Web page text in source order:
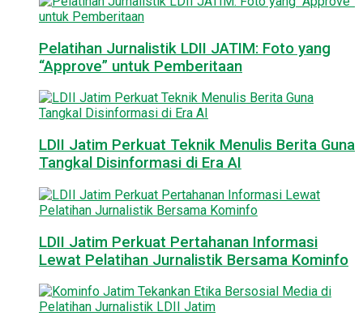
Pelatihan Jurnalistik LDII JATIM: Foto yang
“Approve” untuk Pemberitaan
LDII Jatim Perkuat Teknik Menulis Berita Guna
Tangkal Disinformasi di Era AI
LDII Jatim Perkuat Pertahanan Informasi
Lewat Pelatihan Jurnalistik Bersama Kominfo